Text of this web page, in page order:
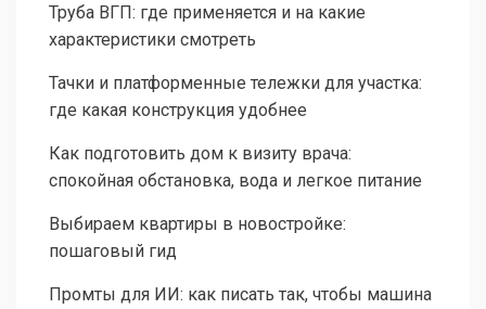
Труба ВГП: где применяется и на какие
характеристики смотреть
Тачки и платформенные тележки для участка:
где какая конструкция удобнее
Как подготовить дом к визиту врача:
спокойная обстановка, вода и легкое питание
Выбираем квартиры в новостройке:
пошаговый гид
Промты для ИИ: как писать так, чтобы машина